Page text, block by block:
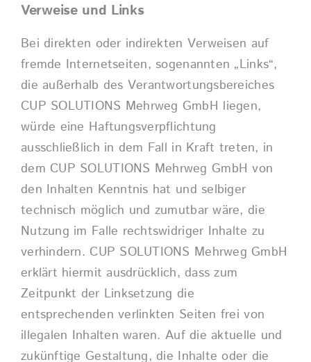
Verweise und Links
Bei direkten oder indirekten Verweisen auf
fremde Internetseiten, sogenannten „Links“,
die außerhalb des Verantwortungsbereiches
CUP SOLUTIONS Mehrweg GmbH liegen,
würde eine Haftungsverpflichtung
ausschließlich in dem Fall in Kraft treten, in
dem CUP SOLUTIONS Mehrweg GmbH von
den Inhalten Kenntnis hat und selbiger
technisch möglich und zumutbar wäre, die
Nutzung im Falle rechtswidriger Inhalte zu
verhindern. CUP SOLUTIONS Mehrweg GmbH
erklärt hiermit ausdrücklich, dass zum
Zeitpunkt der Linksetzung die
entsprechenden verlinkten Seiten frei von
illegalen Inhalten waren. Auf die aktuelle und
zukünftige Gestaltung, die Inhalte oder die